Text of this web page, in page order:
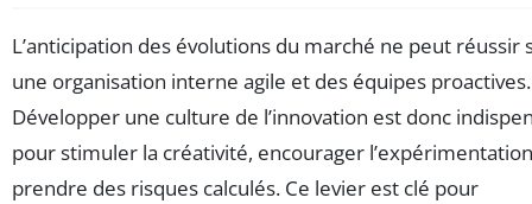
L’anticipation des évolutions du marché ne peut réussir
une organisation interne agile et des équipes proactives.
Développer une culture de l’innovation est donc
pour stimuler la créativité, encourager
prendre des risques calculés. Ce levier est clé pour